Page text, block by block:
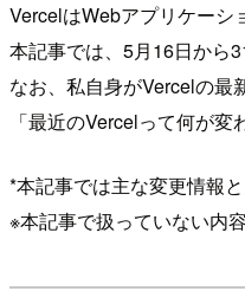
VercelはWebアプリケーシ
本記事では、5月16日から
なお、私自身がVercelの最
「最近のVercelって何が
*本記事では主な変更情報
※本記事で扱っていない内